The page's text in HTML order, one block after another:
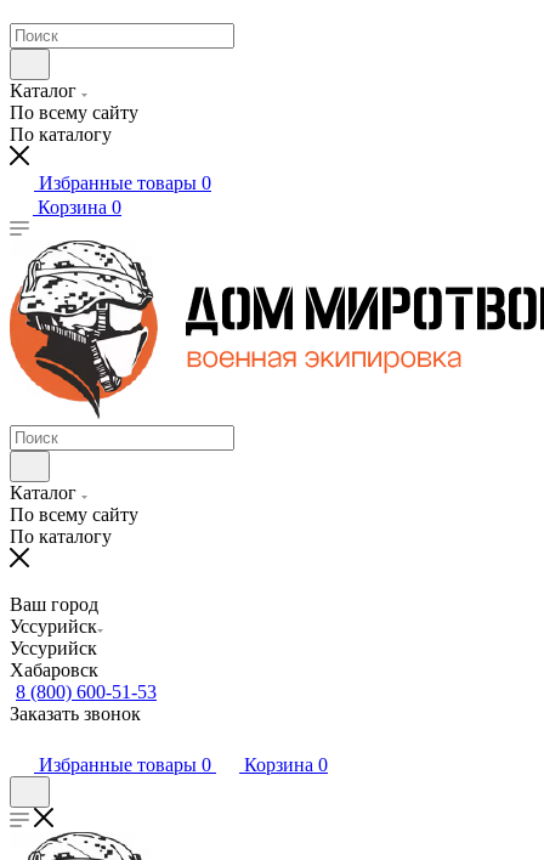
Каталог
По всему сайту
По каталогу
Избранные товары 0
Корзина 0
Каталог
По всему сайту
По каталогу
Ваш город
Уссурийск
Уссурийск
Хабаровск
8 (800) 600-51-53
Заказать звонок
Избранные товары 0 Корзина 0